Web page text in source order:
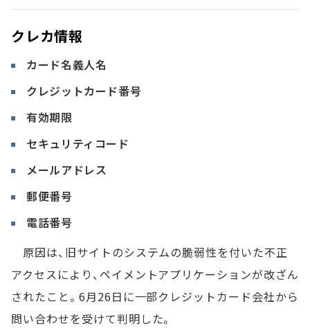
クレカ情報
カード名義人名
クレジットカード番号
有効期限
セキュリティコード
メールアドレス
郵便番号
電話番号
原因は、旧サイトのシステムの脆弱性を付いた不正
アクセスにより、ペイメントアプリケーションが改ざん
されたこと。6月26日に一部クレジットカード会社から
問い合わせを受けて判明した。